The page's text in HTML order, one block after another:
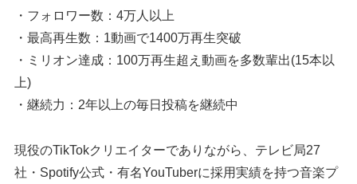
・フォロワー数：4万人以上
・最高再生数：1動画で1400万再生突破
・ミリオン達成：100万再生超え動画を多数輩出(15本以
上)
・継続力：2年以上の毎日投稿を継続中
現役のTikTokクリエイターでありながら、テレビ局27
社・Spotify公式・有名YouTuberに採用実績を持つ音楽プ